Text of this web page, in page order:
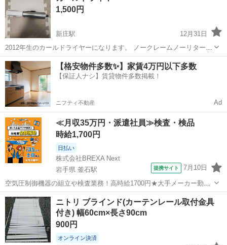
1,500円
新庄駅
12月31日
2012年生のカールドライヤーになります。 ノークレームノーリターン
ノーキャンセルでお願いします
山形 新庄市 新庄駅 カーテン、ブラインド
カールドライヤー
【格安物件多数✨】家賃4万円以下多数
【保証人ナシ】賃貸物件多数掲載！
ニフティ不動産 Ad
≪月収35万円・派遣社員≫検査・検品
時給1,700円
日払い
株式会社BREXA Next
岩手県 釜石駅
提携サイト 7月10日
空気圧制御機器の組立や検査業務！高時給1700円★大手メーカー勤
務！嬉しい寮費無料！ワンルーム寮完備★マイカー通勤OK＆工場敷地
内に無料駐車場あり★！《岩手県釜石市》 人気の工場のお仕事 ◇空気
圧制御機器（シリンダ、バルブ...
岩手 釜石市 釜石駅 その他
ニトリ ブラインド(カーテンレール取付金具
付き) 幅60cm×長さ90cm
900円
オンライン決済